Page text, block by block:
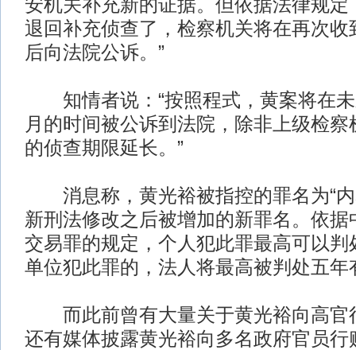
安机关补充新的证据。但依据法律规定
退回补充侦查了，检察机关将在再次收
后向法院公诉。”
知情者说：“按照程式，黄案将在未
月的时间被公诉到法院，除非上级检
的侦查期限延长。”
消息称，黄光裕被指控的罪名为“内
新刑法修改之后被增加的新罪名。依据
交易罪的规定，个人犯此罪最高可以判
单位犯此罪的，法人将最高被判处五年
而此前曾有大量关于黄光裕向高官
还有媒体披露黄光裕向多名政府官员行